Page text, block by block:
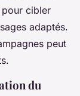
pour cibler
adaptés.
peut
du